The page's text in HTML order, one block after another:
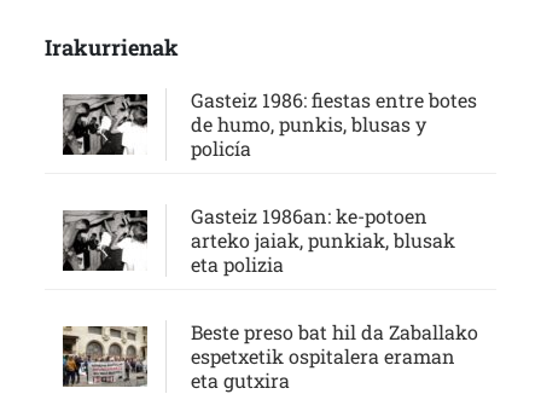
Irakurrienak
Gasteiz 1986: fiestas entre botes
de humo, punkis, blusas y
policía
Gasteiz 1986an: ke-potoen
arteko jaiak, punkiak, blusak
eta polizia
Beste preso bat hil da Zaballako
espetxetik ospitalera eraman
eta gutxira